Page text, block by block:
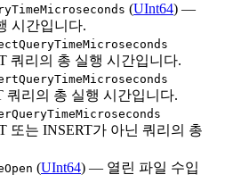
(UInt64) —
시간입니다.
쿼리의 총 실행 시간입니다.
쿼리의 총 실행 시간입니다.
또는 INSERT가 아닌 쿼리의 총
(UInt64) — 열린 파일 수입